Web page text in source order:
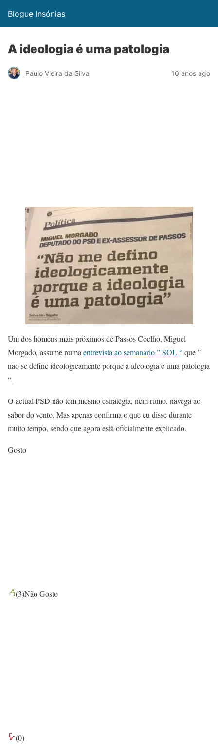
Blogue Insónias
A ideologia é uma patologia
Paulo Vieira da Silva 10 anos ago
Um dos homens mais próximos de Passos Coelho, Miguel
Morgado, assume numa entrevista ao semanário ” SOL “que ”
não se define ideologicamente porque a ideologia é uma patologia
“.
O actual PSD não tem mesmo estratégia, nem rumo, navega ao
sabor do vento. Mas apenas confirma o que eu disse durante
muito tempo, sendo que agora está oficialmente explicado.
Gosto
(3)Não Gosto
(0)